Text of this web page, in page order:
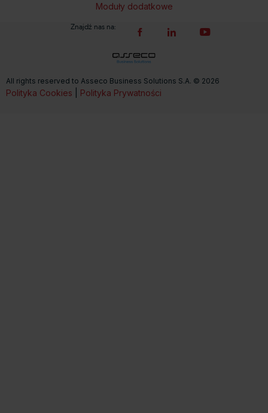
Moduły dodatkowe
Znajdź nas na:
All rights reserved to Asseco Business Solutions S.A. © 2026
Polityka Cookies Polityka Prywatności